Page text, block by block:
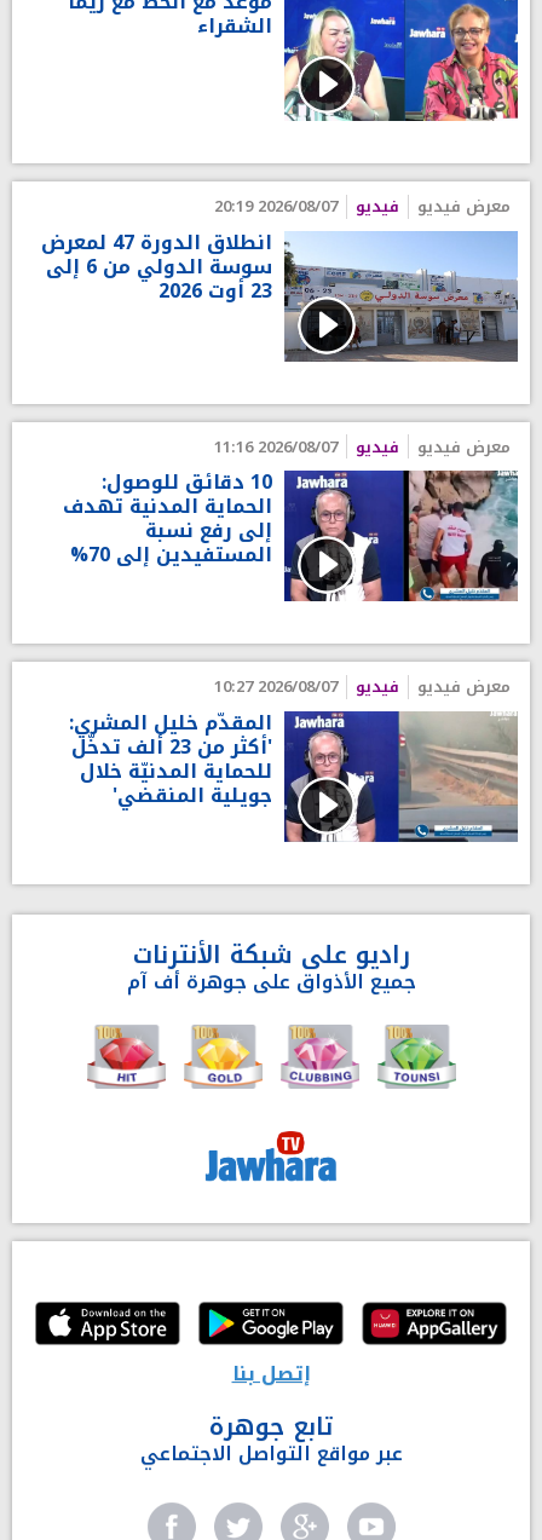
الشقراء
معرض فيديو فيديو 2026/08/07 20:19
انطلاق الدورة 47 لمعرض
سوسة الدولي من 6 إلى
23 أوت 2026
معرض فيديو فيديو 2026/08/07 11:16
10 دقائق للوصول:
الحماية المدنية تهدف
إلى رفع نسبة
المستفيدين إلى 70%
معرض فيديو فيديو 2026/08/07 10:27
المقدّم خليل المشري:
'أكثر من 23 ألف تدخّل
للحماية المدنيّة خلال
جويلية المنقضي'
راديو على شبكة الأنترنات
جميع الأذواق على جوهرة أف آم
إتصل بنا
تابع جوهرة
عبر مواقع التواصل الاجتماعي